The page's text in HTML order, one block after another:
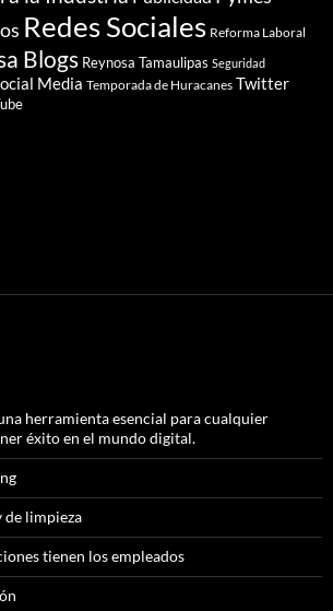
Redes Sociales Reforma Laboral
Blogs Reynosa Tamaulipas Seguridad
Media Temporada de Huracanes Twitter
herramienta esencial para cualquier
éxito en el mundo digital.
de limpieza
tienen los empleados